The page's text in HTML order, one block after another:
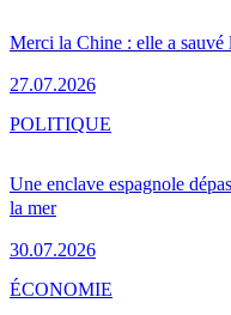
Merci la Chine : elle a sauvé
27.07.2026
Une enclave espagnole
la mer
30.07.2026
POLITIQUE
ÉCONOMIE